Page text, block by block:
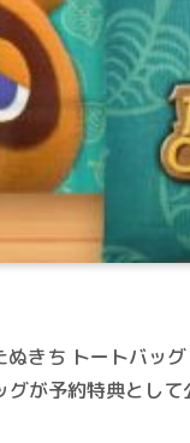
きち トートバッ
が予約特典として